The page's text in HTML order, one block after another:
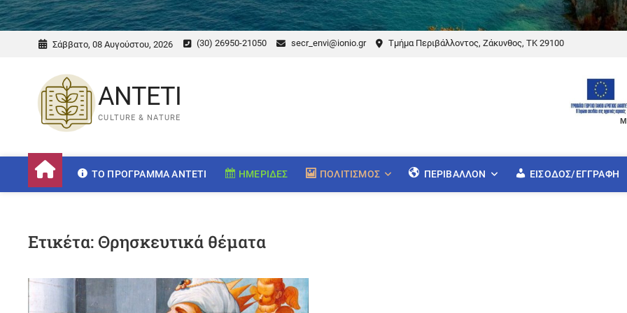
Σάββατο, 08 Αυγούστου, 2026 (30) 26950-21050 secr_envi@ionio.gr Τμήμα Περιβάλλοντος, Ζάκυνθος, ΤΚ 29100
ANTETI
CULTURE & NATURE
ΤΟ ΠΡΌΓΡΑΜΜΑ ANTETI ΗΜΕΡΊΔΕΣ ΠΟΛΙΤΙΣΜΌΣ ΠΕΡΙΒΆΛΛΟΝ ΕΊΣΟΔΟΣ/ΕΓΓΡΑΦΉ
Ετικέτα: Θρησκευτικά θέματα